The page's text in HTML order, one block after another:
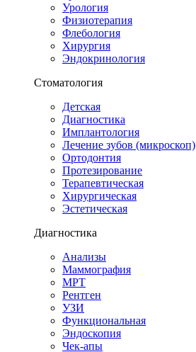
Урология
Физиотерапия
Флебология
Хирургия
Эндокринология
Стоматология
Детская
Диагностика
Имплантология
Лечение зубов (микроскоп)
Ортодонтия
Протезирование
Терапевтическая
Хирургическая
Эстетическая
Диагностика
Анализы
Маммография
МРТ
Рентген
УЗИ
Функциональная
Эндоскопия
Чек-апы